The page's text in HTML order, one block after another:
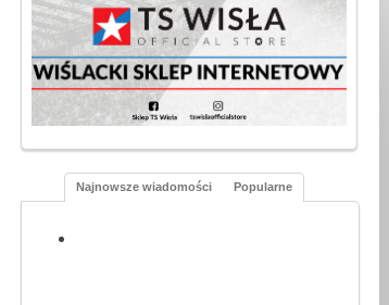
Najnowsze wiadomości Popularne